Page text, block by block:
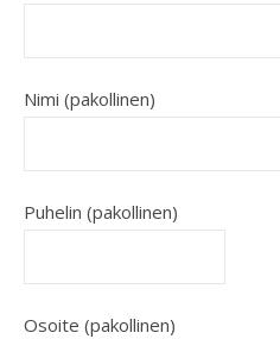
Nimi (pakollinen)
Puhelin (pakollinen)
Osoite (pakollinen)